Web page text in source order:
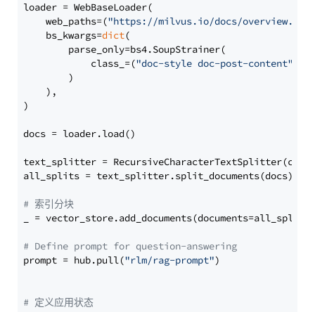
loader = WebBaseLoader(
    web_paths=(
"https://milvus.io/docs/overview.md"
    bs_kwargs=
dict(
        parse_only=bs4.SoupStrainer(
            class_=(
"doc-style doc-post-content"
        )
    ),
)
docs = loader.load()
text_splitter =
all_splits = text_splitter.split_documents(docs)
# 索引分块
_ = vector_store.add_documents(documents=all_splits)
# Define prompt for question-answering
prompt = hub.pull("rlm/rag-prompt")
# 定义应用状态